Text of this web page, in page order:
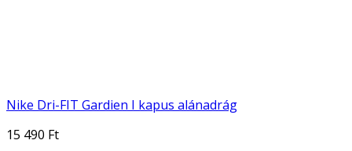
Nike Dri-FIT Gardien I kapus alánadrág
15 490 Ft